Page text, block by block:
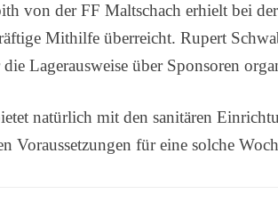
von der FF Maltschach erhielt bei
Mithilfe überreicht. Rupert
Lagerausweise über Sponsoren
natürlich mit den sanitären
Voraussetzungen für eine solche